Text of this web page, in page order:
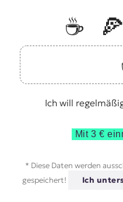
☕️ 🍕
Ich will
Mit 3 €
* Diese Daten werden
gespeichert!
Ich